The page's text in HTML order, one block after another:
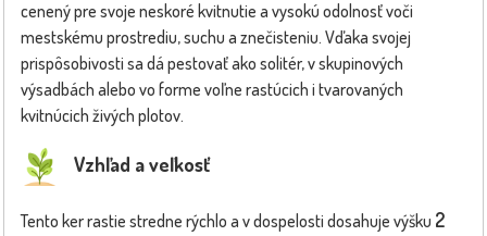
cenený pre svoje neskoré kvitnutie a vysokú odolnosť voči
mestskému prostrediu, suchu a znečisteniu. Vďaka svojej
prispôsobivosti sa dá pestovať ako solitér, v skupinových
výsadbách alebo vo forme voľne rastúcich i tvarovaných
kvitnúcich živých plotov.
Vzhľad a veľkosť
Tento ker rastie stredne rýchlo a v dospelosti dosahuje výšku 2